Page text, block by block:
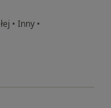
• Inny •